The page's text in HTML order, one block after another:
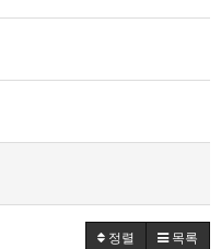
정렬 목록